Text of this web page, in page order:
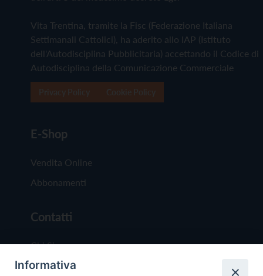
Vita Trentina, tramite la Fisc (Federazione Italiana
Settimanali Cattolici), ha aderito allo IAP (Istituto
dell'Autodisciplina Pubblicitaria) accettando il Codice di
Autodisciplina della Comunicazione Commerciale
E-Shop
Vendita Online
Abbonamenti
Contatti
Chi Siamo
Redazione
Informativa